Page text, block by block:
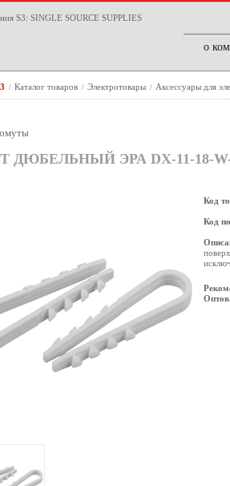
о
/ Каталог товаров / Электротовары / Аксессуары для
ДЮБЕЛЬНЫЙ ЭРА DX-11-18-
Код
Код